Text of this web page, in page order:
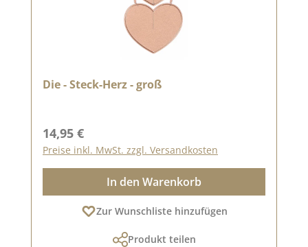
Die - Steck-Herz - groß
Regulärer Preis:
14,95 €
Preise inkl. MwSt. zzgl. Versandkosten
In den Warenkorb
Zur Wunschliste hinzufügen
Produkt teilen